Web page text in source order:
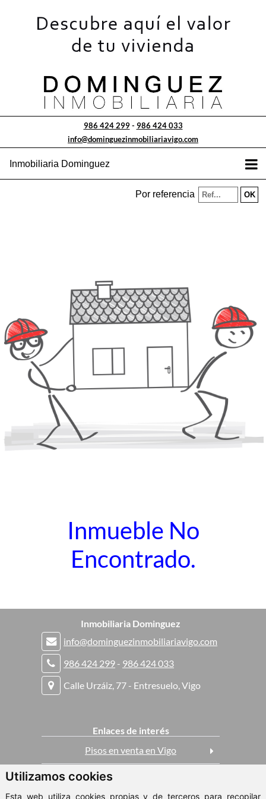
Utilizamos cookies
Esta web utiliza cookies propias y de terceros para recopilar
986 424 299- 986 424 033
info@dominguezinmobiliariavigo.com
Inmobiliaria Dominguez
Por referencia
Inmueble No
Encontrado.
Inmobiliaria Dominguez
info@dominguezinmobiliariavigo.com
986 424 299 - 986 424 033
Calle Urzáiz, 77 - Entresuelo, Vigo
Enlaces de interés
Pisos en venta en Vigo
Casas en venta en Vigo